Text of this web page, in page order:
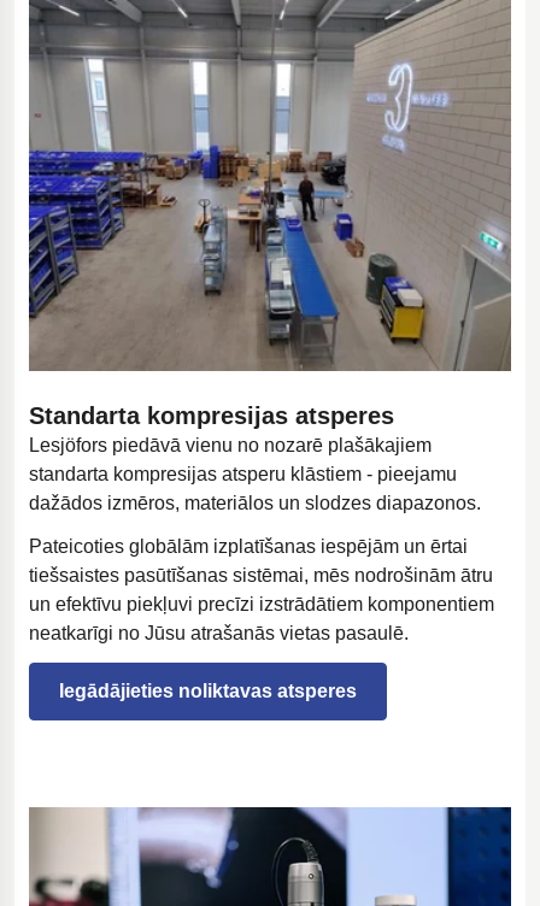
Standarta kompresijas atsperes
Lesjöfors piedāvā vienu no nozarē plašākajiem
standarta kompresijas atsperu klāstiem - pieejamu
dažādos izmēros, materiālos un slodzes diapazonos.
Pateicoties globālām izplatīšanas iespējām un ērtai
tiešsaistes pasūtīšanas sistēmai, mēs nodrošinām ātru
un efektīvu piekļuvi precīzi izstrādātiem komponentiem
neatkarīgi no Jūsu atrašanās vietas pasaulē.
Iegādājieties noliktavas atsperes
Atveras jaunā cilnē